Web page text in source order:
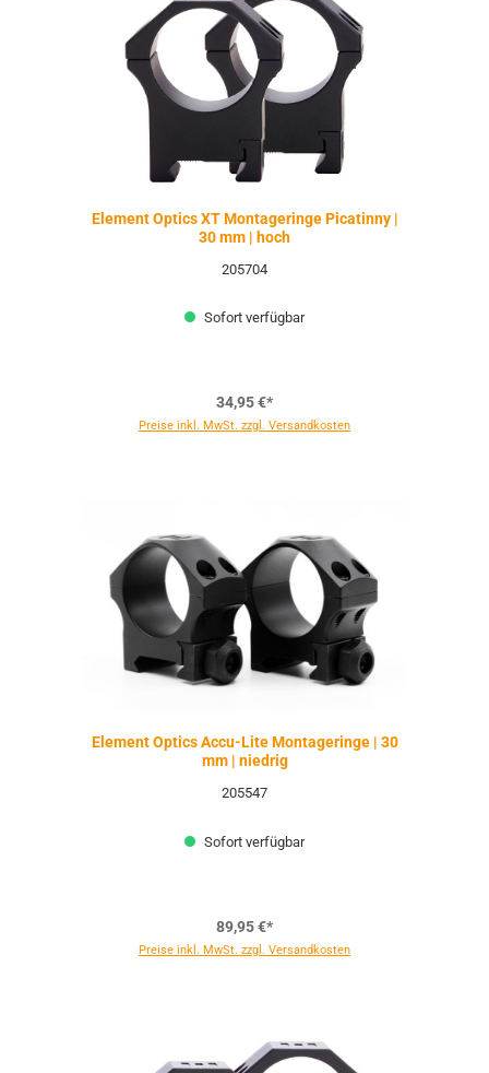
Element Optics XT Montageringe Picatinny |
30 mm | hoch
205704
Sofort verfügbar
34,95 €*
Preise inkl. MwSt. zzgl. Versandkosten
Element Optics Accu-Lite Montageringe | 30
mm | niedrig
205547
Sofort verfügbar
89,95 €*
Preise inkl. MwSt. zzgl. Versandkosten